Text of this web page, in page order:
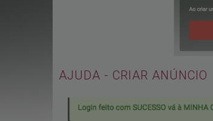
AJUDA - CRIAR ANÚNCIO